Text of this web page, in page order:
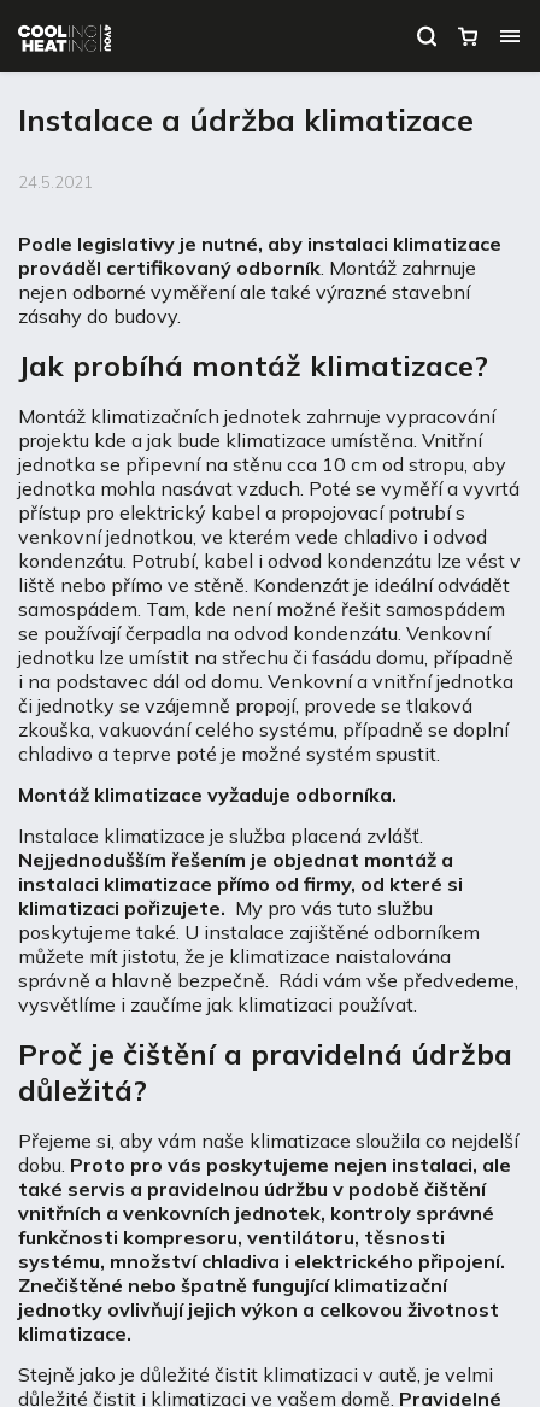
Instalace a údržba klimatizace
24.5.2021
Podle legislativy je nutné, aby instalaci klimatizace
prováděl certifikovaný odborník. Montáž zahrnuje
nejen odborné vyměření ale také výrazné stavební
zásahy do budovy.
Jak probíhá montáž klimatizace?
Montáž klimatizačních jednotek zahrnuje vypracování
projektu kde a jak bude klimatizace umístěna. Vnitřní
jednotka se připevní na stěnu cca 10 cm od stropu, aby
jednotka mohla nasávat vzduch. Poté se vyměří a vyvrtá
přístup pro elektrický kabel a propojovací potrubí s
venkovní jednotkou, ve kterém vede chladivo i odvod
kondenzátu. Potrubí, kabel i odvod kondenzátu lze vést v
liště nebo přímo ve stěně. Kondenzát je ideální odvádět
samospádem. Tam, kde není možné řešit samospádem
se používají čerpadla na odvod kondenzátu. Venkovní
jednotku lze umístit na střechu či fasádu domu, případně
i na podstavec dál od domu. Venkovní a vnitřní jednotka
či jednotky se vzájemně propojí, provede se tlaková
zkouška, vakuování celého systému, případně se doplní
chladivo a teprve poté je možné systém spustit.
Montáž klimatizace vyžaduje odborníka.
Instalace klimatizace je služba placená zvlášť.
Nejjednodušším řešením je objednat montáž a
instalaci klimatizace přímo od firmy, od které si
klimatizaci pořizujete. My pro vás tuto službu
poskytujeme také. U instalace zajištěné odborníkem
můžete mít jistotu, že je klimatizace naistalována
správně a hlavně bezpečně. Rádi vám vše předvedeme,
vysvětlíme i zaučíme jak klimatizaci používat.
Proč je čištění a pravidelná údržba
důležitá?
Přejeme si, aby vám naše klimatizace sloužila co nejdelší
dobu. Proto pro vás poskytujeme nejen instalaci, ale
také servis a pravidelnou údržbu v podobě čištění
vnitřních a venkovních jednotek, kontroly správné
funkčnosti kompresoru, ventilátoru, těsnosti
systému, množství chladiva i elektrického připojení.
Znečištěné nebo špatně fungující klimatizační
jednotky ovlivňují jejich výkon a celkovou životnost
klimatizace.
Stejně jako je důležité čistit klimatizaci v autě, je velmi
důležité čistit i klimatizaci ve vašem domě. Pravidelné